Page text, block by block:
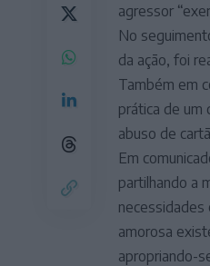
agressor
No
da ação, foi
Também em
prática de um
abuso de
Em
partilhando a
necessidades
amorosa
apropriando-